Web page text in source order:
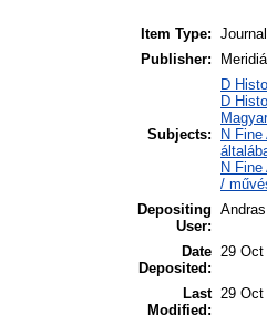
Item Type: Journal
Publisher:
Subjects:
D
D
N
N
/
Depositing
User:
Andras
Date
Deposited:
29 Oct
Last
Modified:
29 Oct